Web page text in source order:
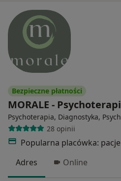
Bezpieczne płatności
MORALE -
Psychoterapia, Diagnostyka,
28 opinii
Popularna placówka:
Adres
Online